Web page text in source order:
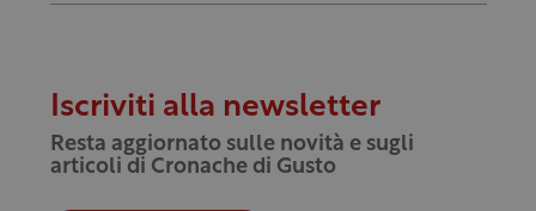
Iscriviti alla newsletter
Resta aggiornato sulle novità e sugli
articoli di Cronache di Gusto